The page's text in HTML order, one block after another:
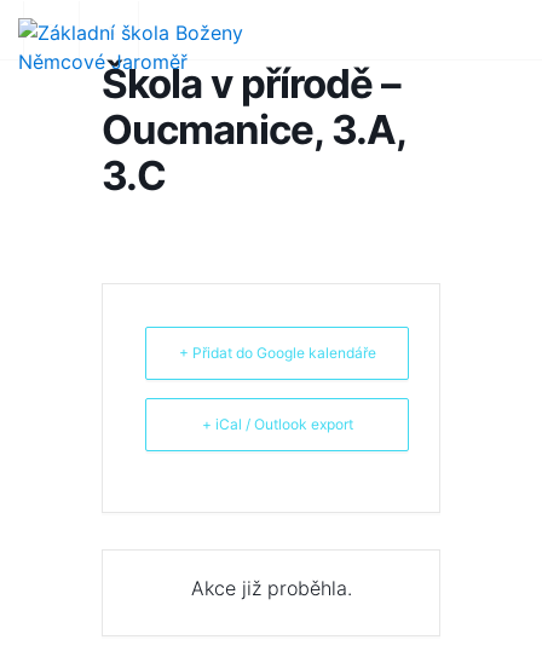
Škola v přírodě –
Oucmanice, 3.A,
3.C
+ Přidat do Google kalendáře
+ iCal / Outlook export
Akce již proběhla.